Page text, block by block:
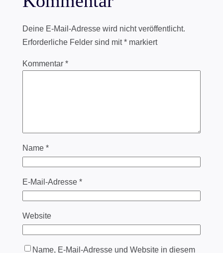
Deine E-Mail-Adresse wird nicht veröffentlicht.
Erforderliche Felder sind mit*markiert
Kommentar *
Name *
E-Mail-Adresse *
Website
Name, E-Mail-Adresse und Website in diesem